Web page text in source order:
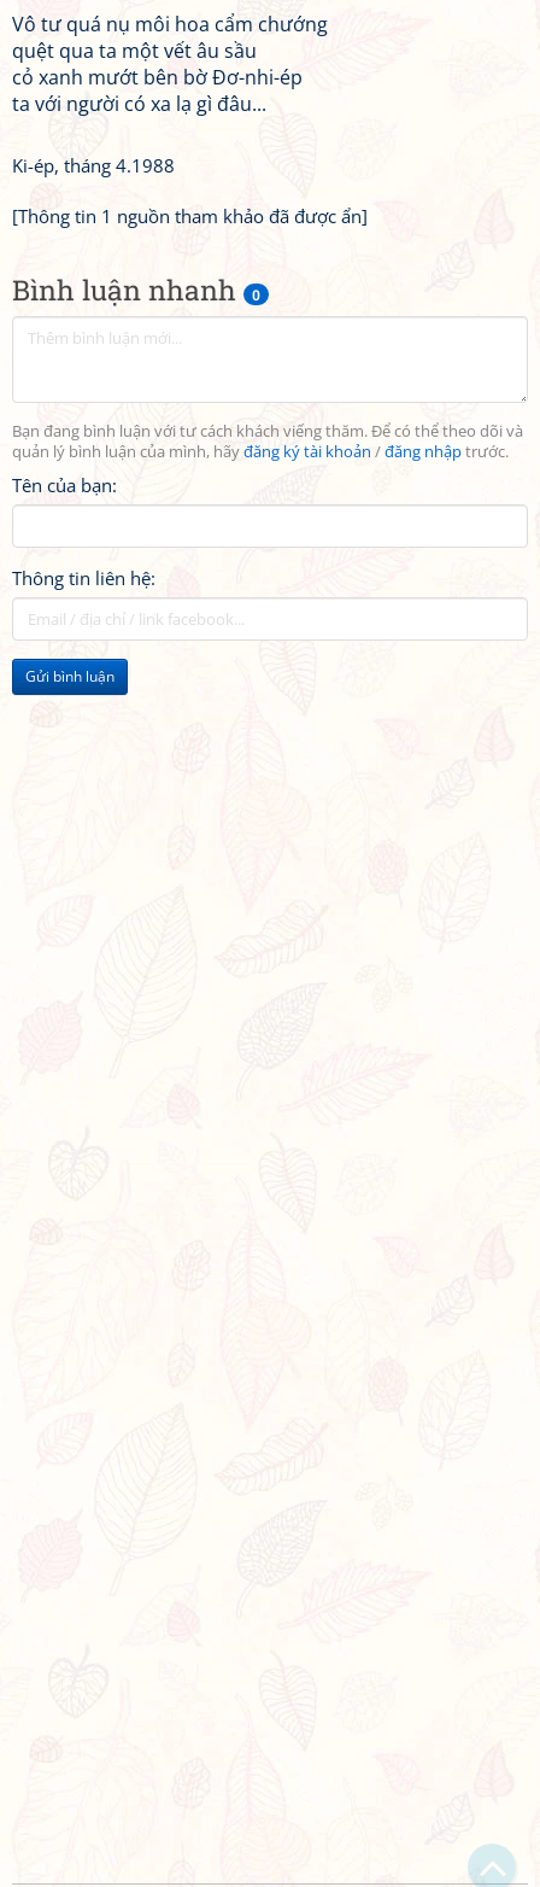
Bình luận nhanh 0
Bạn đang bình luận với tư cách khách viếng thăm. Để có thể theo dõi và
quản lý bình luận của mình, hãyđăng ký tài khoản /đăng nhậptrước.
Tên của bạn:
Thông tin liên hệ:
Gửi bình luận
Vô tư quá nụ môi hoa cẩm chướng
quệt qua ta một vết âu sầu
cỏ xanh mướt bên bờ Đơ-nhi-ép
ta với người có xa lạ gì đâu...
Ki-ép, tháng 4.1988
[Thông tin 1 nguồn tham khảo đã được ẩn]